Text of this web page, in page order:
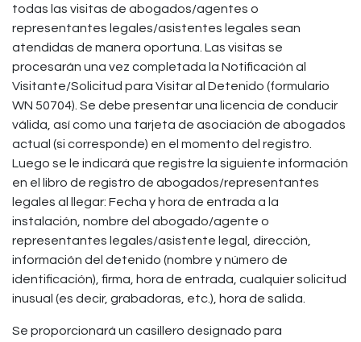
todas las visitas de abogados/agentes o
representantes legales/asistentes legales sean
atendidas de manera oportuna. Las visitas se
procesarán una vez completada la Notificación al
Visitante/Solicitud para Visitar al Detenido (formulario
WN 50704). Se debe presentar una licencia de conducir
válida, así como una tarjeta de asociación de abogados
actual (si corresponde) en el momento del registro.
Luego se le indicará que registre la siguiente información
en el libro de registro de abogados/representantes
legales al llegar: Fecha y hora de entrada a la
instalación, nombre del abogado/agente o
representantes legales/asistente legal, dirección,
información del detenido (nombre y número de
identificación), firma, hora de entrada, cualquier solicitud
inusual (es decir, grabadoras, etc.), hora de salida.
Se proporcionará un casillero designado para